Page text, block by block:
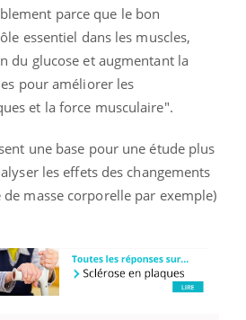
parce que le bon
essentiel dans les muscles,
du glucose et augmentant la
pour améliorer les
et la force musculaire".
une base pour une étude plus
les effets des changements
masse corporelle par exemple)